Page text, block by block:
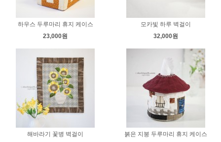
하우스 두루마리 휴지 케이스
23,000원
모카빛 하루 벽걸이
32,000원
해바라기 꽃병 벽걸이
붉은 지붕 두루마리 휴지 케이스